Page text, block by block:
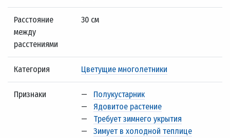
Расстояние
между
расстениями
30 см
Категория Цветущие многолетники
Признаки — Полукустарник
— Ядовитое растение
— Требует зимнего укрытия
— Зимует в холодной теплице